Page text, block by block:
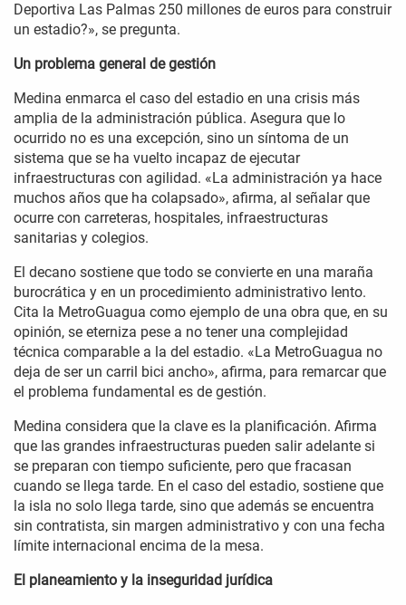
Deportiva Las Palmas 250 millones de euros para construir
un estadio?», se pregunta.
Un problema general de gestión
Medina enmarca el caso del estadio en una crisis más
amplia de la administración pública. Asegura que lo
ocurrido no es una excepción, sino un síntoma de un
sistema que se ha vuelto incapaz de ejecutar
infraestructuras con agilidad. «La administración ya hace
muchos años que ha colapsado», afirma, al señalar que
ocurre con carreteras, hospitales, infraestructuras
sanitarias y colegios.
El decano sostiene que todo se convierte en una maraña
burocrática y en un procedimiento administrativo lento.
Cita la MetroGuagua como ejemplo de una obra que, en su
opinión, se eterniza pese a no tener una complejidad
técnica comparable a la del estadio. «La MetroGuagua no
deja de ser un carril bici ancho», afirma, para remarcar que
el problema fundamental es de gestión.
Medina considera que la clave es la planificación. Afirma
que las grandes infraestructuras pueden salir adelante si
se preparan con tiempo suficiente, pero que fracasan
cuando se llega tarde. En el caso del estadio, sostiene que
la isla no solo llega tarde, sino que además se encuentra
sin contratista, sin margen administrativo y con una fecha
límite internacional encima de la mesa.
El planeamiento y la inseguridad jurídica